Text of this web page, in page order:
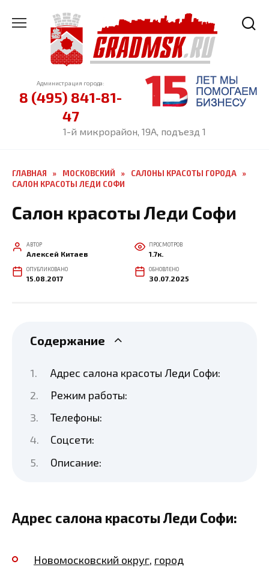
содержанию
Администрация города:
8 (495) 841-81-
47
1-й микрорайон, 19А, подъезд 1
ГЛАВНАЯ » МОСКОВСКИЙ » САЛОНЫ КРАСОТЫ ГОРОДА
»
САЛОН КРАСОТЫ ЛЕДИ СОФИ
Салон красоты Леди Софи
АВТОР
Алексей Китаев
ПРОСМОТРОВ
1.7к.
ОПУБЛИКОВАНО
15.08.2017
ОБНОВЛЕНО
30.07.2025
Содержание
Адрес салона красоты Леди Софи:
Режим работы:
Телефоны:
Соцсети:
Описание:
Адрес салона красоты Леди Софи:
Новомосковский округ, город